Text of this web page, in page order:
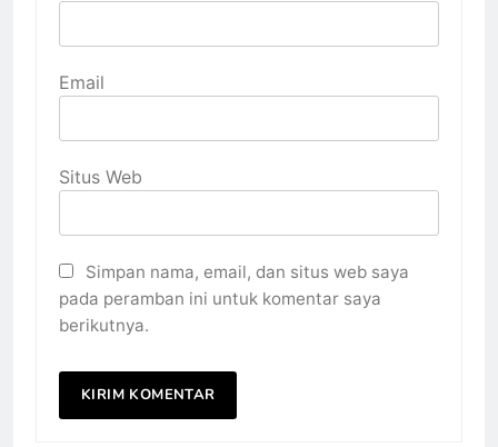
Email
Situs Web
Simpan nama, email, dan situs web saya
pada peramban ini untuk komentar saya
berikutnya.